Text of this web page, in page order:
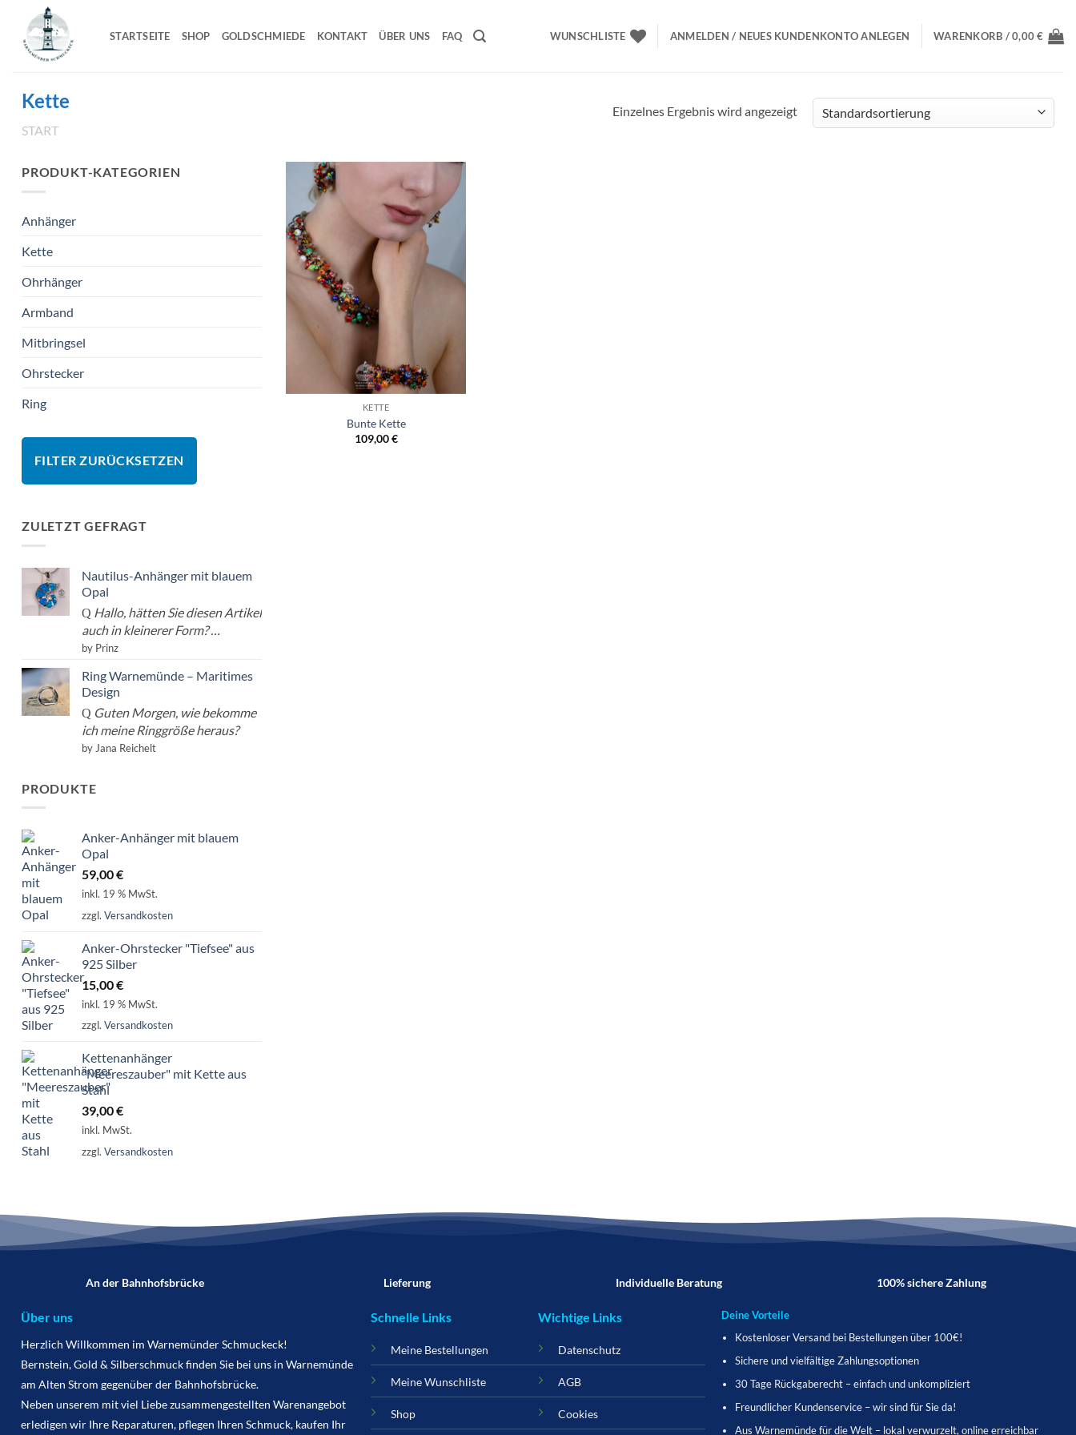
Inhalt
springen
STARTSEITE SHOP GOLDSCHMIEDE KONTAKT ÜBER UNS FAQ WUNSCHLISTE ANMELDEN / NEUES KUNDENKONTO ANLEGEN WARENKORB /0,00€
Kette
START
Einzelnes Ergebnis wird angezeigt
PRODUKT-KATEGORIEN
Anhänger
Kette
Ohrhänger
Armband
Mitbringsel
Ohrstecker
Ring
FILTER ZURÜCKSETZEN
ZULETZT GEFRAGT
Nautilus-Anhänger mit blauem
Opal
Hallo, hätten Sie diesen Artikel
auch in kleinerer Form? …
by Prinz
Ring Warnemünde – Maritimes
Design
Guten Morgen, wie bekomme
ich meine Ringgröße heraus?
by Jana Reichelt
PRODUKTE
Anker-Anhänger mit blauem
Opal
59,00€
inkl. 19 % MwSt.
zzgl. Versandkosten
Anker-Ohrstecker "Tiefsee" aus
925 Silber
15,00€
inkl. 19 % MwSt.
zzgl. Versandkosten
Kettenanhänger
"Meereszauber" mit Kette aus
Stahl
39,00€
inkl. MwSt.
zzgl. Versandkosten
Wunschliste
KETTE
Bunte Kette
109,00€
An der Bahnhofsbrücke Lieferung Individuelle Beratung 100% sichere Zahlung
Über uns
Herzlich Willkommen im Warnemünder Schmuckeck!
Bernstein, Gold & Silberschmuck finden Sie bei uns in Warnemünde
am Alten Strom gegenüber der Bahnhofsbrücke.
Neben unserem mit viel Liebe zusammengestellten Warenangebot
erledigen wir Ihre Reparaturen, pflegen Ihren Schmuck, kaufen Ihr
Schnelle Links
Meine Bestellungen
Meine Wunschliste
Shop
Wichtige Links
Datenschutz
AGB
Cookies
Deine Vorteile
Kostenloser Versand bei Bestellungen über 100€!
Sichere und vielfältige Zahlungsoptionen
30 Tage Rückgaberecht – einfach und unkompliziert
Freundlicher Kundenservice – wir sind für Sie da!
Aus Warnemünde für die Welt – lokal verwurzelt, online erreichbar